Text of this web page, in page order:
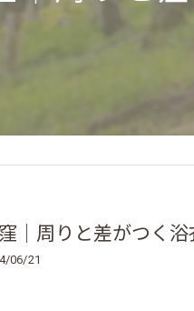
ヘッドスパ
成人式のご予約について
｜周りと差がつく
06/21